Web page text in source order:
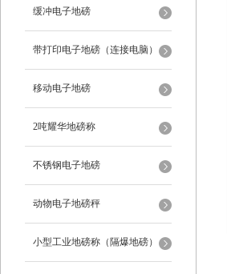
缓冲电子地磅
带打印电子地磅（连接电脑）
移动电子地磅
2吨耀华地磅称
不锈钢电子地磅
动物电子地磅秤
小型工业地磅称（隔爆地磅）